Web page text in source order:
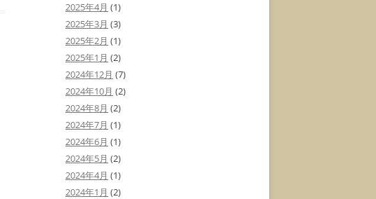
2025年4月 (1)
2025年3月 (3)
2025年2月 (1)
2025年1月 (2)
2024年12月 (7)
2024年10月 (2)
2024年8月 (2)
2024年7月 (1)
2024年6月 (1)
2024年5月 (2)
2024年4月 (1)
2024年1月 (2)